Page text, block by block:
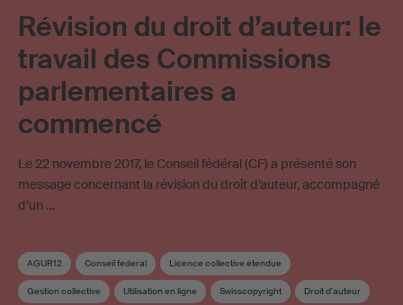
Révision du droit d’auteur: le
travail des Commissions
parlementaires a
commencé
Le 22 novembre 2017, le Conseil fédéral (CF) a présenté son
message concernant la révision du droit d’auteur, accompagné
d’un …
AGUR12 Conseil federal Licence collective étendue
Gestion collective Utilisation en ligne Swisscopyright Droit d'auteur